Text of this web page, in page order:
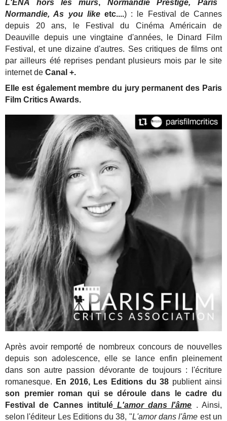
L'ENA hors les murs, Normandie Prestige, Paris
Normandie, As you likeetc....) : le Festival de Cannes
depuis 20 ans, le Festival du Cinéma Américain de
Deauville depuis une vingtaine d'années, le Dinard Film
Festival, et une dizaine d'autres. Ses critiques de films ont
par ailleurs été reprises pendant plusieurs mois par le site
internet deCanal +.
Elle est également membre du jury permanent des Paris
Film Critics Awards.
Après avoir remporté de nombreux concours de nouvelles
depuis son adolescence, elle se lance enfin pleinement
dans son autre passion dévorante de toujours : l'écriture
romanesque.
En 2016, Les Editions du 38 publient ainsi
son premier roman qui se déroule dans le cadre du
Festival de Cannes intitulé L'amor dans l'âme . Ainsi,
selon l'éditeur Les Editions du 38, "L'amor dans l'âme est un